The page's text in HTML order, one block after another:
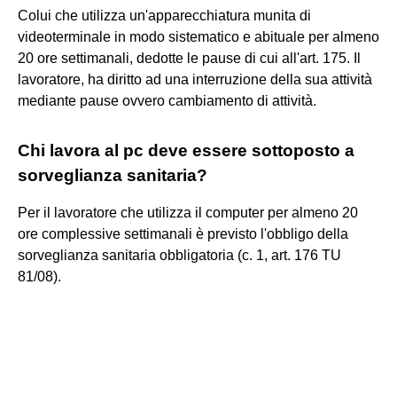
Colui che utilizza un'apparecchiatura munita di
videoterminale in modo sistematico e abituale per almeno
20 ore settimanali, dedotte le pause di cui all'art. 175. Il
lavoratore, ha diritto ad una interruzione della sua attività
mediante pause ovvero cambiamento di attività.
Chi lavora al pc deve essere sottoposto a
sorveglianza sanitaria?
Per il lavoratore che utilizza il computer per almeno 20
ore complessive settimanali è previsto l'obbligo della
sorveglianza sanitaria obbligatoria (c. 1, art. 176 TU
81/08).